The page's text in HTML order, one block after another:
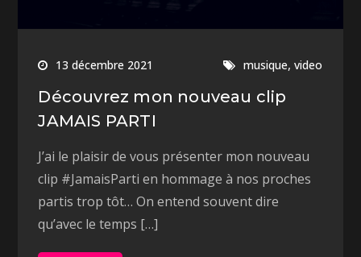
13 décembre 2021 musique,video
Découvrez mon nouveau clip
JAMAIS PARTI
J’ai le plaisir de vous présenter mon nouveau
clip #JamaisParti en hommage à nos proches
partis trop tôt… On entend souvent dire
qu’avec le temps […]